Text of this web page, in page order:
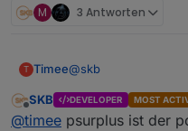
M 3 Antworten
T Timee@skb
Ich habe die
Netz" aktiviert und
Offline
SKB DEVELOPER MOST
@timee psurplus ist der